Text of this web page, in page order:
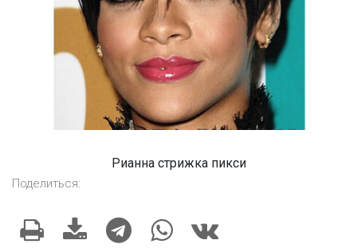
Рианна стрижка пикси
Поделиться: